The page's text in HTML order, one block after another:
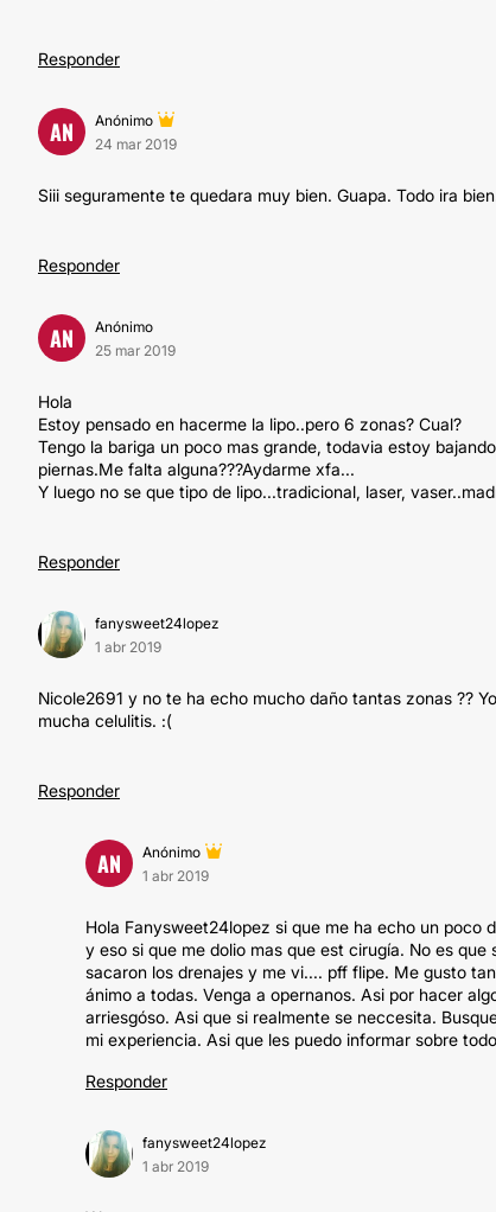
Responder
AN
Anónimo
24 mar 2019
Siii seguramente te quedara muy bien. Guapa. Todo ira
Responder
AN
Anónimo
25 mar 2019
Hola
Estoy pensado en hacerme la lipo..pero 6 zonas? Cual?
Tengo la bariga un poco mas grande, todavia estoy
piernas.Me falta alguna???Aydarme xfa...
Y luego no se que tipo de lipo...tradicional, laser,
Responder
fanysweet24lopez
1 abr 2019
Nicole2691 y no te ha echo mucho daño tantas zonas ??
mucha celulitis. :(
Responder
AN
Anónimo
1 abr 2019
Hola Fanysweet24lopez si que me ha echo un
y eso si que me dolio mas que est cirugía. No es
sacaron los drenajes y me vi.... pff flipe. Me gusto
ánimo a todas. Venga a opernanos. Asi por hacer
arriesgóso. Asi que si realmente se neccesita.
mi experiencia. Asi que les puedo informar sobre
Responder
fanysweet24lopez
1 abr 2019